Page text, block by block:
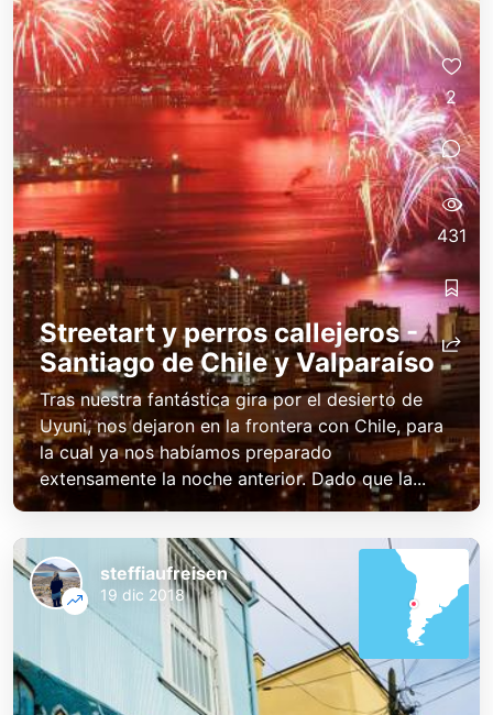
Streetart y perros callejeros -
Santiago de Chile y Valparaíso
Tras nuestra fantástica gira por el desierto de
Uyuni, nos dejaron en la frontera con Chile, para
la cual ya nos habíamos preparado
extensamente la noche anterior. Dado que la...
2
431
steffiaufreisen
19 dic 2018